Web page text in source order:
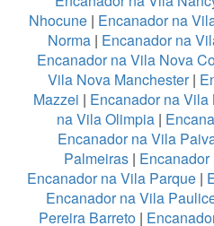
Nhocune| Encanador na
Norma | Encanador na
Encanador na Vila Nova
Vila Nova Manchester|
Mazzei | Encanador na
na Vila Olimpia |
Encanador na Vila
Palmeiras|
Encanador na Vila Parque |
Encanador na Vila
Pereira Barreto|